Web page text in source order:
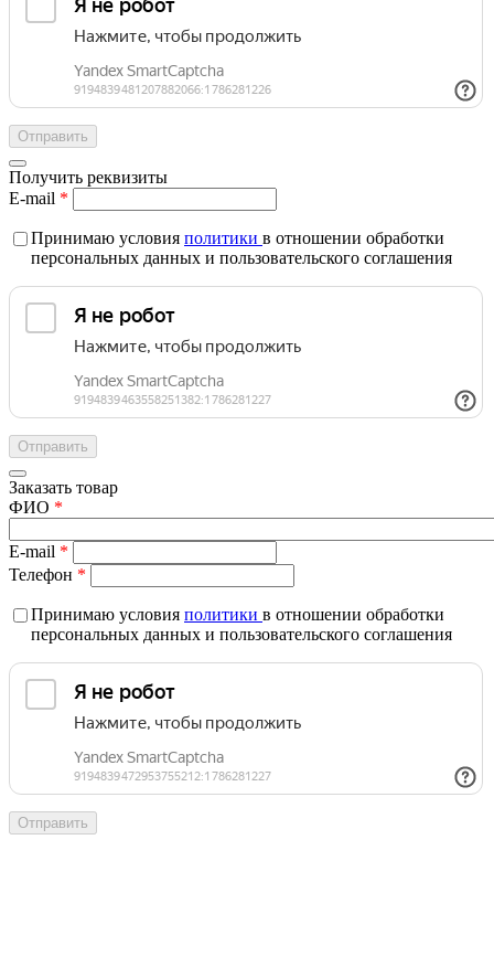
Получить реквизиты
E-mail *
Принимаю условия политики в отношении обработки
персональных данных и пользовательского соглашения
Заказать товар
ФИО *
E-mail *
Телефон *
Принимаю условия политики в отношении обработки
персональных данных и пользовательского соглашения